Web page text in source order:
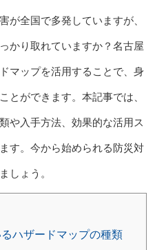
が全国で多発していますが、
かり取れていますか？名古屋
マップを活用することで、身
とができます。本記事では、
や入手方法、効果的な活用ス
す。今から始められる防災対
しょう。
ハザードマップの種類